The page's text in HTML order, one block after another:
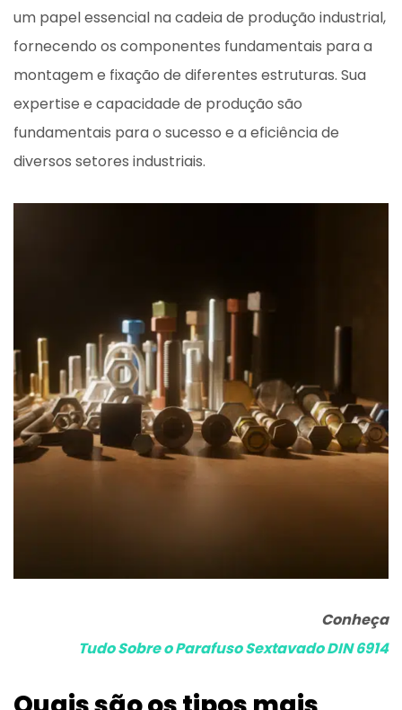
um papel essencial na cadeia de produção industrial,
fornecendo os componentes fundamentais para a
montagem e fixação de diferentes estruturas. Sua
expertise e capacidade de produção são
fundamentais para o sucesso e a eficiência de
diversos setores industriais.
Conheça
Tudo Sobre o Parafuso Sextavado DIN 6914